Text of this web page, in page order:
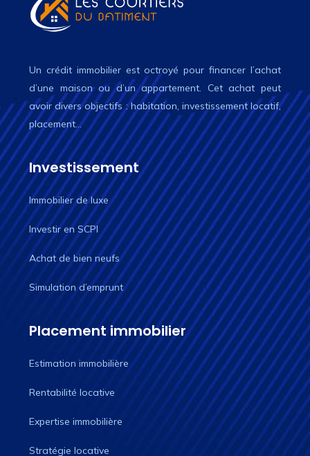
Un crédit immobilier est octroyé pour financer l’achat
d’une maison ou d’un appartement. Cet achat peut
avoir divers objectifs : habitation, investissement locatif,
placement…
Investissement
Immobilier de luxe
Investir en SCPI
Achat de bien neufs
Simulation d’emprunt
Placement immobilier
Estimation immobilière
Rentabilité locative
Expertise immobilière
Stratégie locative